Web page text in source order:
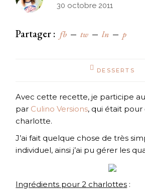
30 octobre 2011
Partager : fb tw ln p
DESSERTS
Avec cette recette, je participe
par Culino Versions, qui était pour
charlotte.
J’ai fait quelque chose de très
individuel, ainsi j’ai pu gérer les
Ingrédients pour 2 charlottes :